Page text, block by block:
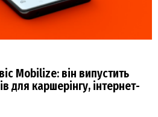
Mobilize: він випустить
для каршерінгу, інтернет-